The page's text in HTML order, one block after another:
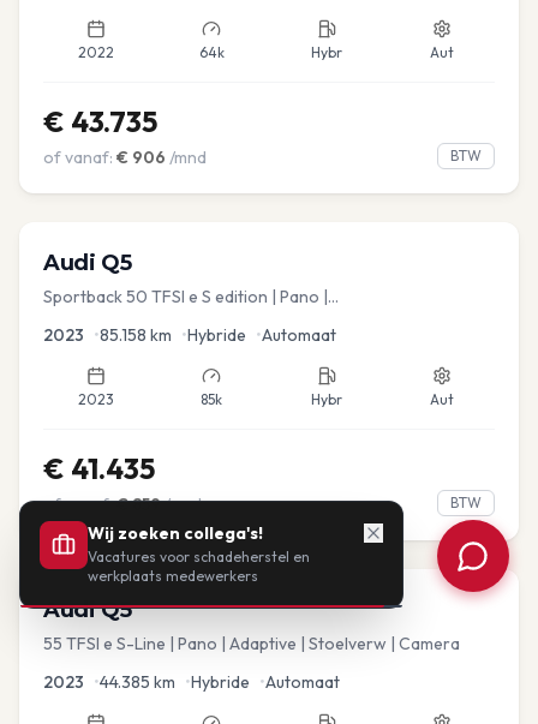
2022 64k Hybr Aut
€ 43.735
of vanaf: € 906 /mnd BTW
Audi Q5
Sportback 50 TFSI e S edition | Pano |
2023 •85.158 km •Hybride •Automaat
2023 85k Hybr Aut
€ 41.435
of vanaf:€859/mnd BTW
Audi Q5
55 TFSI e S-Line | Pano | Adaptive | Stoelverw | Camera
2023 •44.385 km •Hybride •Automaat
Wij zoeken collega's!
Vacatures voor schadeherstel en
werkplaats medewerkers